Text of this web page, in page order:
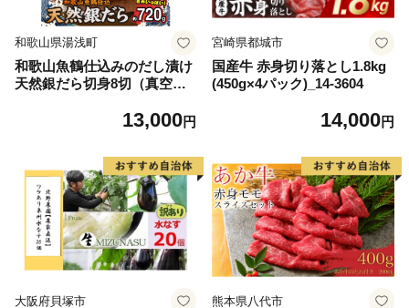
和歌山県湯浅町
和歌山魚鶴仕込みのだし漬け
天然銀だら切身8切（真空パ
製法 良質な脂 ふっくら 柔ら
ぶ だし漬け 煮付け ムニエル
味噌漬け 鍋物 冷凍 湯浅町 送
料無料_G7334
13,000円
宮崎県都城市
国産牛 赤身切り落とし1.8kg
(450g×4パック)_14-3604
14,000円
大阪府貝塚市 熊本県八代市